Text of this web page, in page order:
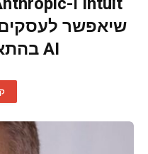
שיאפשר
AI בהתאמה אישית